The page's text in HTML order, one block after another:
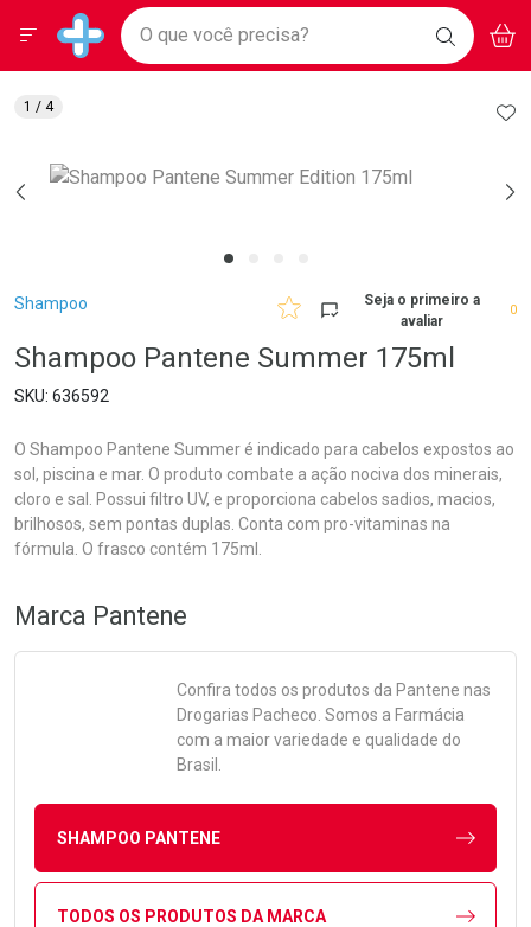
Drogarias Pacheco
Baixe nosso APP e aproveite Ofertas Exclusivas!
BAIXE
O APP
Ir direto para a home
pela página
Ir direto para o conteúdo
Ir direto para a busca
Ir direto para a conta
Ir direto para a notificações
Ir direto para o carrinho
Faça a sua busca
O que você precisa? BUSCAR
Menu
Breadcrumb
Shampoo
Seja o primeiro a
avaliar
0
Shampoo Pantene Summer 175ml
636592
O Shampoo Pantene Summer é indicado para cabelos expostos ao
sol, piscina e mar. O produto combate a ação nociva dos minerais,
cloro e sal. Possui filtro UV, e proporciona cabelos sadios, macios,
brilhosos, sem pontas duplas. Conta com pro-vitaminas na
fórmula. O frasco contém 175ml.
1 / 4
Marca Pantene
Confira todos os produtos da Pantene nas
Drogarias Pacheco. Somos a Farmácia
com a maior variedade e qualidade do
Brasil.
SHAMPOO PANTENE
TODOS OS PRODUTOS DA MARCA